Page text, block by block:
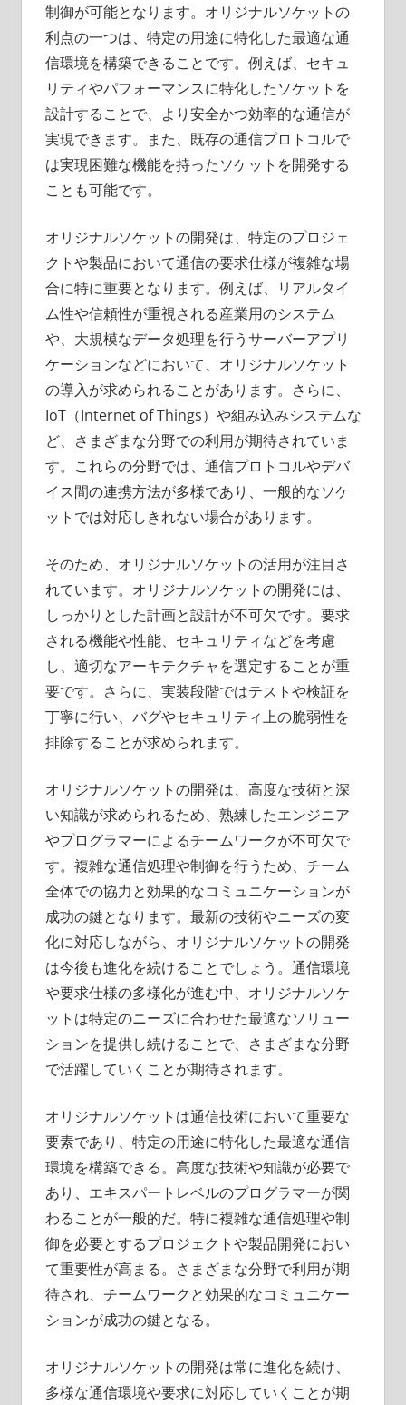
制御が可能となります。オリジナルソケットの
利点の一つは、特定の用途に特化した最適な通
信環境を構築できることです。例えば、セキュ
リティやパフォーマンスに特化したソケットを
設計することで、より安全かつ効率的な通信が
実現できます。また、既存の通信プロトコルで
は実現困難な機能を持ったソケットを開発する
ことも可能です。
オリジナルソケットの開発は、特定のプロジェ
クトや製品において通信の要求仕様が複雑な場
合に特に重要となります。例えば、リアルタイ
ム性や信頼性が重視される産業用のシステム
や、大規模なデータ処理を行うサーバーアプリ
ケーションなどにおいて、オリジナルソケット
の導入が求められることがあります。さらに、
IoT（Internet of Things）や組み込みシステムな
ど、さまざまな分野での利用が期待されていま
す。これらの分野では、通信プロトコルやデバ
イス間の連携方法が多様であり、一般的なソケ
ットでは対応しきれない場合があります。
そのため、オリジナルソケットの活用が注目さ
れています。オリジナルソケットの開発には、
しっかりとした計画と設計が不可欠です。要求
される機能や性能、セキュリティなどを考慮
し、適切なアーキテクチャを選定することが重
要です。さらに、実装段階ではテストや検証を
丁寧に行い、バグやセキュリティ上の脆弱性を
排除することが求められます。
オリジナルソケットの開発は、高度な技術と深
い知識が求められるため、熟練したエンジニア
やプログラマーによるチームワークが不可欠で
す。複雑な通信処理や制御を行うため、チーム
全体での協力と効果的なコミュニケーションが
成功の鍵となります。最新の技術やニーズの変
化に対応しながら、オリジナルソケットの開発
は今後も進化を続けることでしょう。通信環境
や要求仕様の多様化が進む中、オリジナルソケ
ットは特定のニーズに合わせた最適なソリュー
ションを提供し続けることで、さまざまな分野
で活躍していくことが期待されます。
オリジナルソケットは通信技術において重要な
要素であり、特定の用途に特化した最適な通信
環境を構築できる。高度な技術や知識が必要で
あり、エキスパートレベルのプログラマーが関
わることが一般的だ。特に複雑な通信処理や制
御を必要とするプロジェクトや製品開発におい
て重要性が高まる。さまざまな分野で利用が期
待され、チームワークと効果的なコミュニケー
ションが成功の鍵となる。
オリジナルソケットの開発は常に進化を続け、
多様な通信環境や要求に対応していくことが期